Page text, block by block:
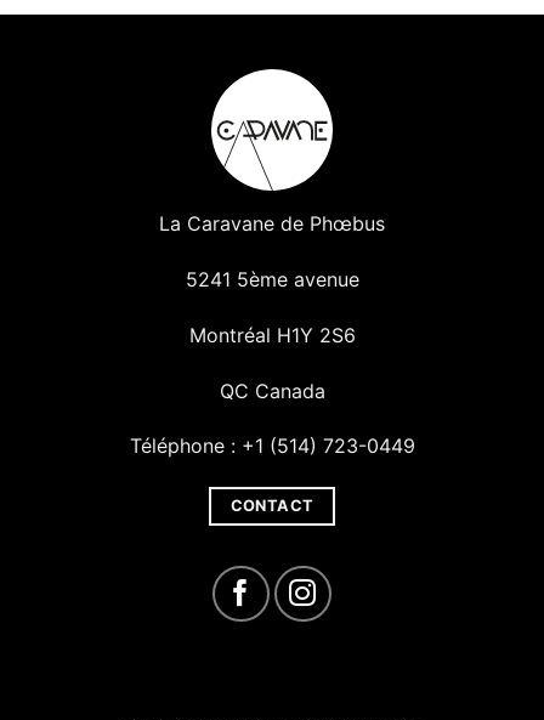
La Caravane de Phœbus
5241 5ème avenue
Montréal H1Y 2S6
QC Canada
Téléphone : +1 (514) 723-0449
CONTACT